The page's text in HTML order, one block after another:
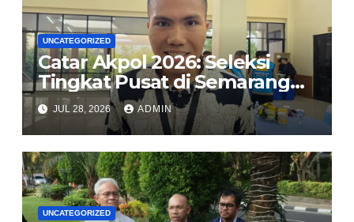
UNCATEGORIZED
Catar Akpol 2026: Seleksi
Tingkat Pusat di Semarang
Usung Prinsip BETAH, Polri
Komitmen Rekrutmen Bersih
dan Transparan
JUL 28, 2026 ADMIN
UNCATEGORIZED